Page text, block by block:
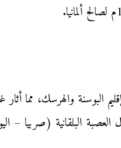
البوسنة والهرسك، مما
البلقانية (صربيا –